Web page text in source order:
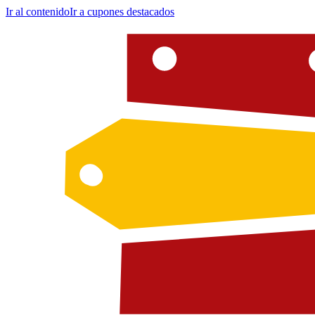
Ir al contenidoIr a cupones destacados